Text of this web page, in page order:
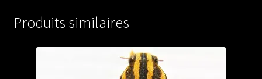
from
Produits similaires